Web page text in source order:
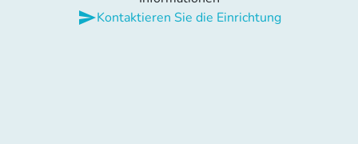
sendKontaktieren Sie die Einrichtung